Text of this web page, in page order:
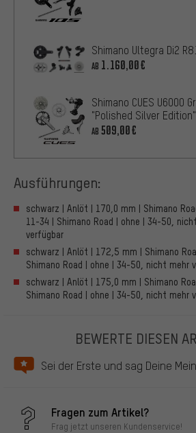
Shimano Ultegra Di2
AB 1.160,00€
Shimano CUES U6000
"Polished Silver Edition"
AB 509,00€
Ausführungen:
schwarz | Anlöt | 170,0 mm | Shimano
11-34 | Shimano Road | ohne | 34-50,
verfügbar
schwarz | Anlöt | 172,5 mm | Shimano
Shimano Road | ohne | 34-50, nicht mehr
schwarz | Anlöt | 175,0 mm | Shimano
Shimano Road | ohne | 34-50, nicht mehr
BEWERTE DIESEN
Sei der Erste und sag Deine
Fragen zum Artikel?
Frag jetzt unseren Kundenservice!